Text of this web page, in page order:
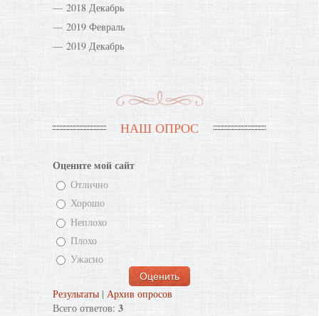
2018 Декабрь
2019 Февраль
2019 Декабрь
НАШ ОПРОС
Оцените мой сайт
Отлично
Хорошо
Неплохо
Плохо
Ужасно
Результаты | Архив опросов
Всего ответов: 3